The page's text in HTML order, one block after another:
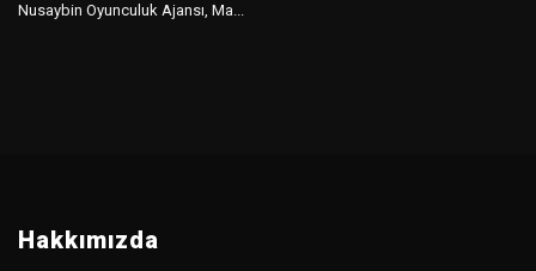
Nusaybin Oyunculuk Ajansı, Ma...
Hakkımızda